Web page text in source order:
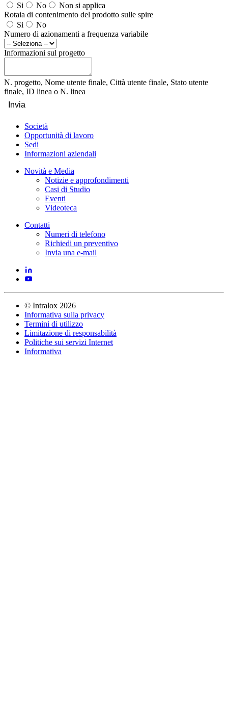
Si
No
Non si applica
Rotaia di contenimento del prodotto sulle spire
Si
No
Numero di azionamenti a frequenza variabile
Informazioni sul progetto
N. progetto, Nome utente finale, Città utente finale, Stato utente
finale, ID linea o N. linea
Invia
Società
Opportunità di lavoro
Sedi
Informazioni aziendali
Novità e Media
Notizie e approfondimenti
Casi di Studio
Eventi
Videoteca
Contatti
Numeri di telefono
Richiedi un preventivo
Invia una e-mail
© Intralox 2026
Informativa sulla privacy
Termini di utilizzo
Limitazione di responsabilità
Politiche sui servizi Internet
Informativa